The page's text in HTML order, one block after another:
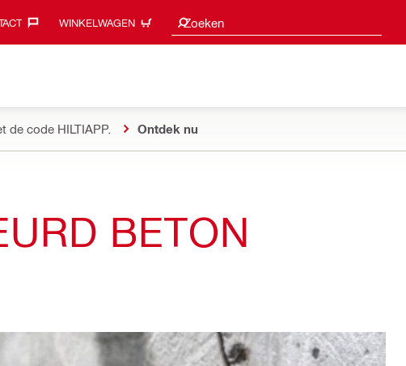
WINKELWAGEN Zoeken
Zoeksuggesties
de code HILTIAPP. Ontdek nu
BETON